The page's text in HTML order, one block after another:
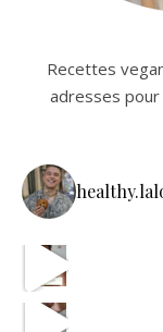
Recettes
adresses
avec les astuces de @aist